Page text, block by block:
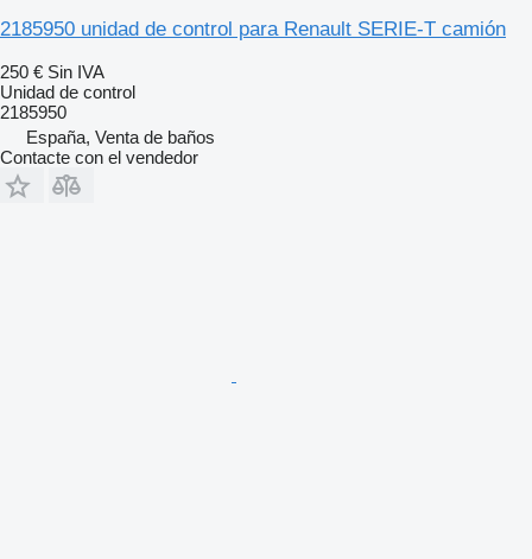
2185950 unidad de control para Renault SERIE-T camión
250 € Sin IVA
Unidad de control
2185950
España, Venta de baños
Contacte con el vendedor